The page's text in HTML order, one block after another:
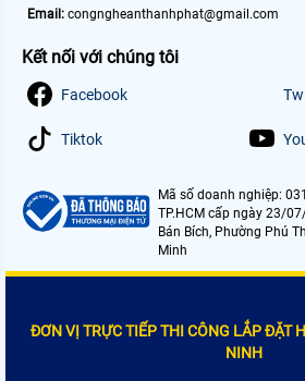
Email: congngheanthanhphat@gmail.com
Kết nối với chúng tôi
Facebook
Tiktok
Mã số doanh nghiệp:
TP.HCM cấp ngày 23/
Bán Bích, Phường Phú
Minh
ĐƠN VỊ TRỰC TIẾP THI CÔNG LẮP ĐẶT
NINH